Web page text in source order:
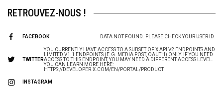
RETROUVEZ-NOUS !
FACEBOOK DATA NOT FOUND. PLEASE CHECK YOUR USER ID.
TWITTER
YOU CURRENTLY HAVE ACCESS TO A SUBSET OF X API V2 ENDPOINTS AND
LIMITED V1.1 ENDPOINTS (E.G. MEDIA POST, OAUTH) ONLY. IF YOU NEED
ACCESS TO THIS ENDPOINT, YOU MAY NEED A DIFFERENT ACCESS LEVEL.
YOU CAN LEARN MORE HERE:
HTTPS://DEVELOPER.X.COM/EN/PORTAL/PRODUCT
INSTAGRAM